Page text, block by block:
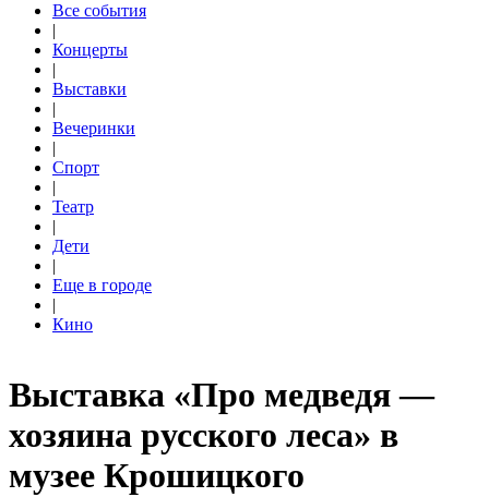
Все события
|
Концерты
|
Выставки
|
Вечеринки
|
Спорт
|
Театр
|
Дети
|
Еще в городе
|
Кино
Выставка «Про медведя —
хозяина русского леса» в
музее Крошицкого